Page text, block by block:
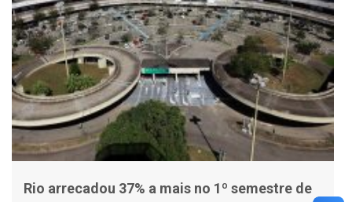
Rio arrecadou 37% a mais no 1º semestre de